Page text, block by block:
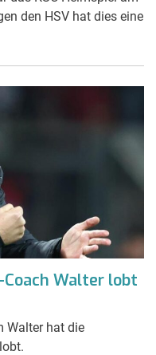
den HSV hat dies eine
Coach Walter lobt
Walter hat die